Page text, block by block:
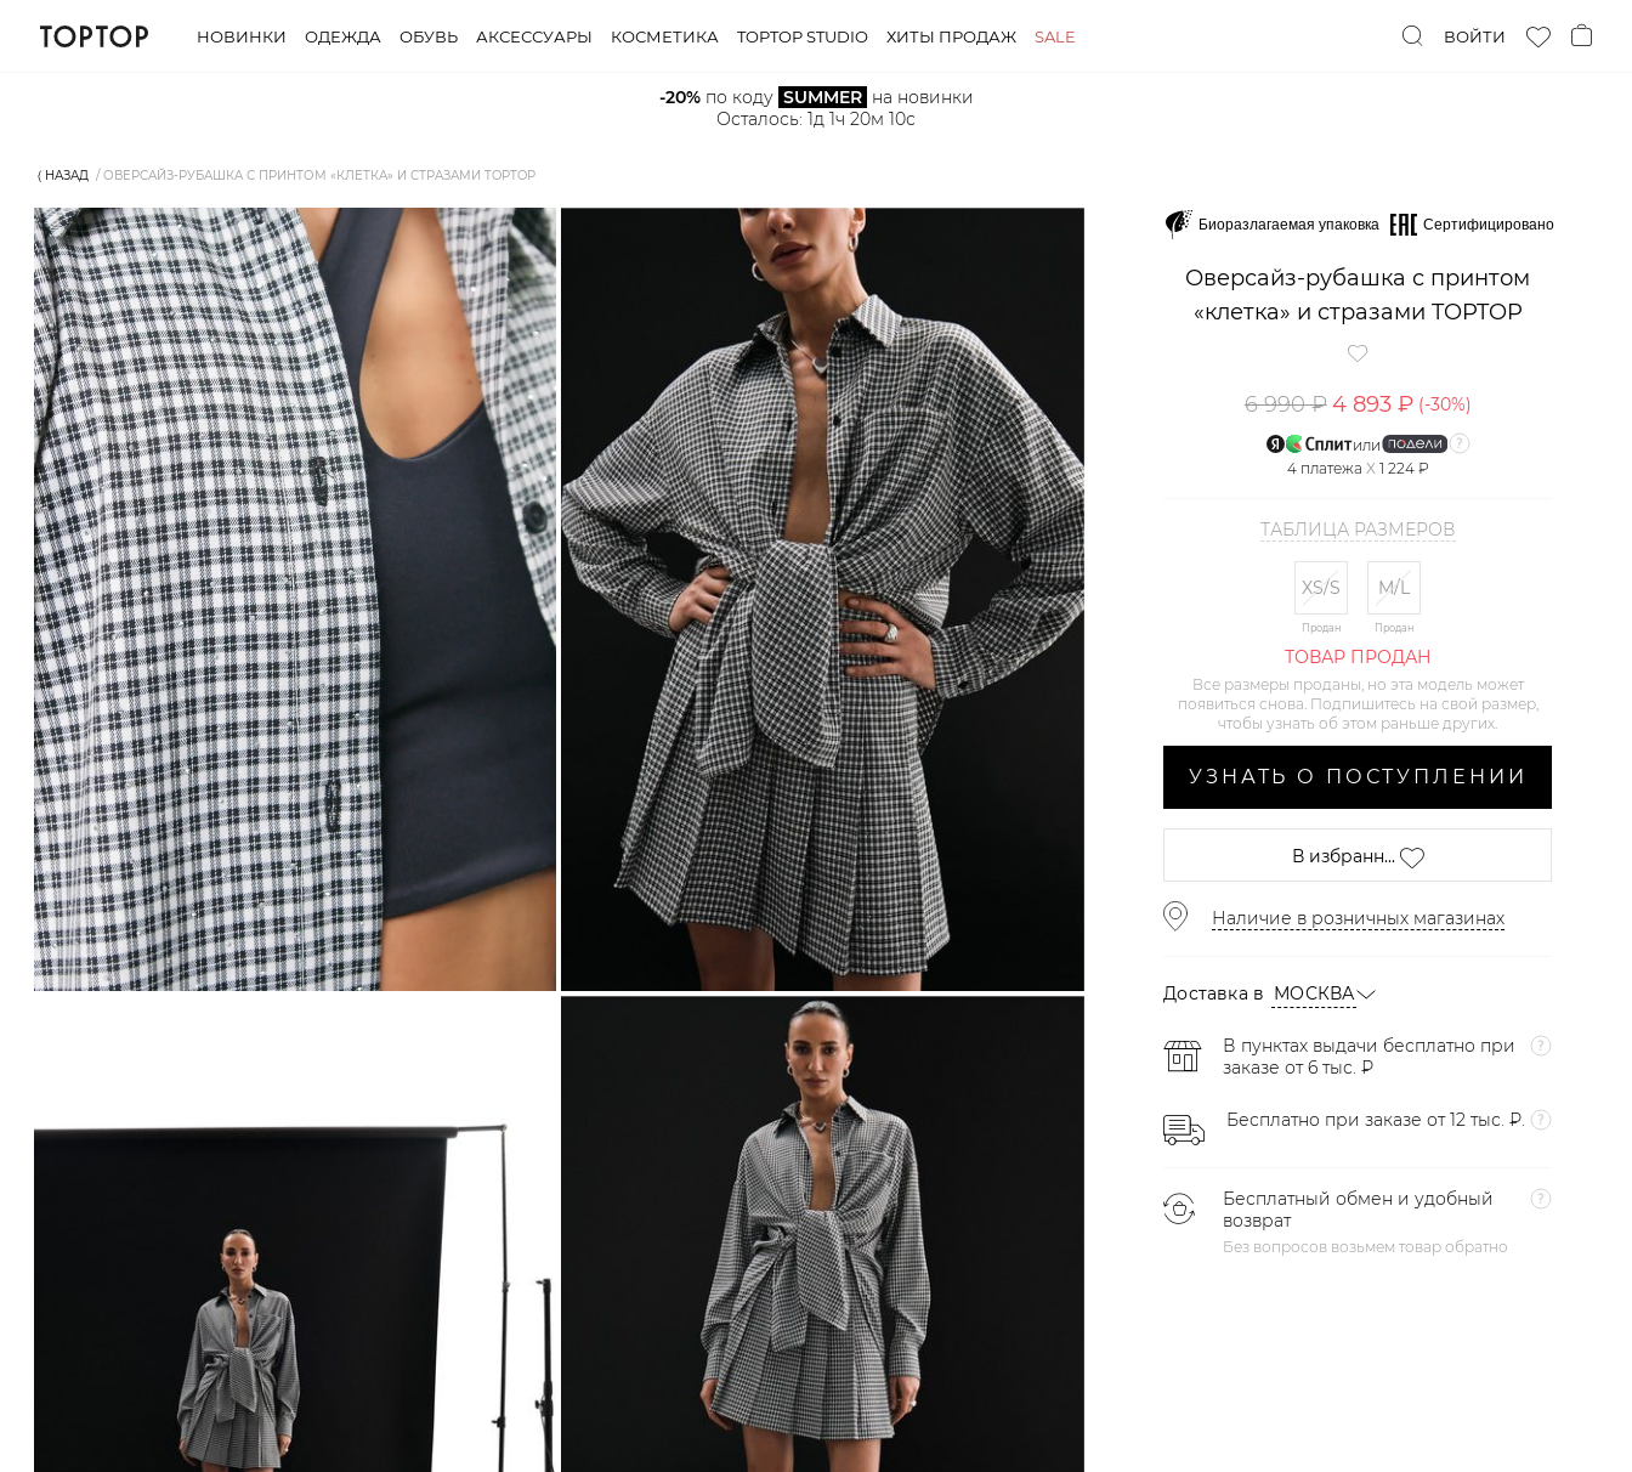
НОВИНКИ ОДЕЖДА ОБУВЬ АКСЕССУАРЫ КОСМЕТИКА TOPTOP STUDIO ХИТЫ ПРОДАЖ SALE ВОЙТИ
-20% по коду SUMMER на новинки
Осталось: 1д 1ч 20м 9с
⟨ НАЗАД ОВЕРСАЙЗ-РУБАШКА С ПРИНТОМ «КЛЕТКА» И СТРАЗАМИ TOPTOP
Биоразлагаемая упаковка Сертифицировано
Оверсайз-рубашка с принтом
«клетка» и стразами TOPTOP
6 990 ₽4 893 ₽ (-30%)
или
4 платежа X 1 224 ₽
ТАБЛИЦА РАЗМЕРОВ
XS/S
Продан
M/L
Продан
ТОВАР ПРОДАН
Все размеры проданы, но эта модель может
появиться снова. Подпишитесь на свой размер,
чтобы узнать об этом раньше других.
УЗНАТЬ О ПОСТУПЛЕНИИ
В избранн...
Наличие в розничных магазинах
Доставка в МОСКВА
В пунктах выдачи бесплатно при
заказе от 6 тыс. ₽
Бесплатно при заказе от 12 тыс. ₽.
Бесплатный обмен и удобный
возврат
Без вопросов возьмем товар обратно